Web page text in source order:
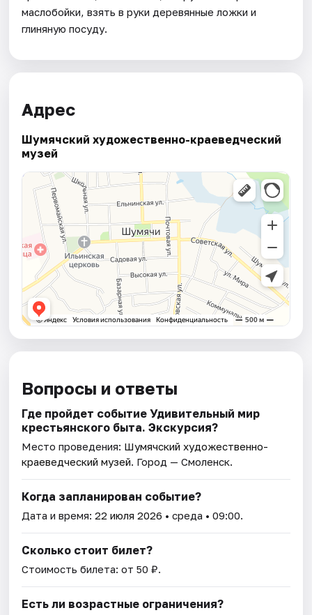
маслобойки, взять в руки деревянные ложки и
глиняную посуду.
Адрес
Шумячский художественно-краеведческий
музей
Вопросы и ответы
Где пройдет событие Удивительный мир
крестьянского быта. Экскурсия?
Место проведения: Шумячский художественно-
краеведческий музей. Город — Смоленск.
Когда запланирован событие?
Дата и время:22 июля 2026 • среда • 09:00.
Сколько стоит билет?
Стоимость билета: от 50 ₽.
Есть ли возрастные ограничения?